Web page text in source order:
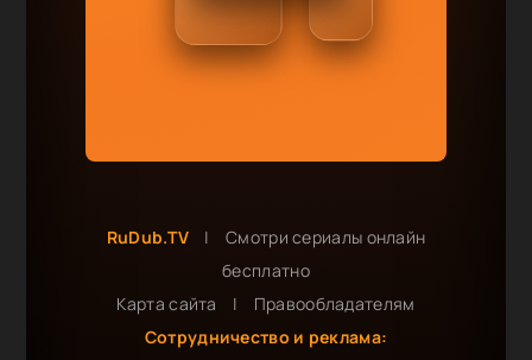
RuDub.TV |
Смотри сериалы онлайн
бесплатно
Карта сайта
|
Правообладателям
Сотрудничество и реклама: